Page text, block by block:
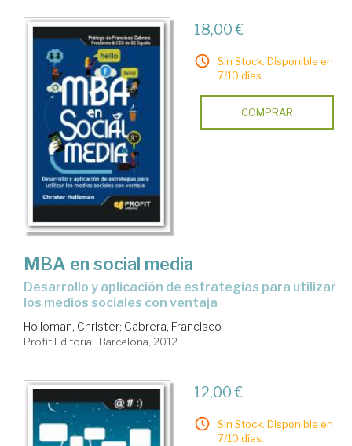
18,00 €
Sin Stock. Disponible en
7/10 días.
COMPRAR
MBA en social media
desarrollo y aplicación de estrategias para utilizar
los medios sociales con ventaja
Holloman, Christer; Cabrera, Francisco
Profit Editorial. Barcelona, 2012
12,00 €
Sin Stock. Disponible en
7/10 días.